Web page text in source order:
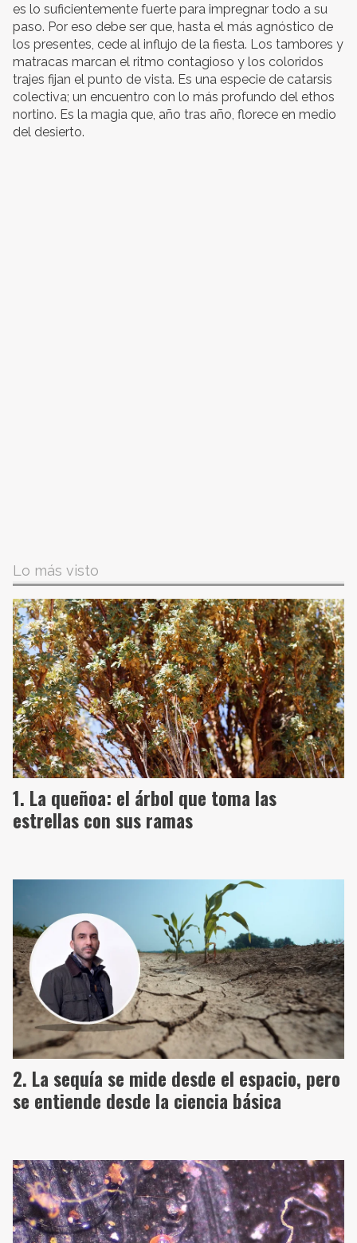
es lo suficientemente fuerte para impregnar todo a su
paso. Por eso debe ser que, hasta el más agnóstico de
los presentes, cede al influjo de la fiesta. Los tambores y
matracas marcan el ritmo contagioso y los coloridos
trajes fijan el punto de vista. Es una especie de catarsis
colectiva; un encuentro con lo más profundo del ethos
nortino. Es la magia que, año tras año, florece en medio
del desierto.
Lo más visto
La queñoa: el árbol que toma las
estrellas con sus ramas
La sequía se mide desde el espacio, pero
se entiende desde la ciencia básica